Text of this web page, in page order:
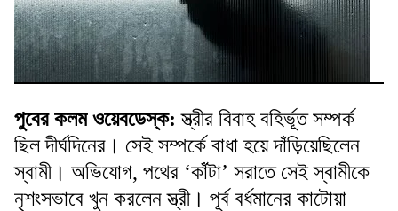
পুবের কলম ওয়েবডেস্ক: স্ত্রীর বিবাহ বহির্ভূত সম্পর্ক
ছিল দীর্ঘদিনের। সেই সম্পর্কে বাধা হয়ে দাঁড়িয়েছিলেন
স্বামী। অভিযোগ, পথের ‘কাঁটা’ সরাতে সেই স্বামীকে
নৃশংসভাবে খুন করলেন স্ত্রী। পূর্ব বর্ধমানের কাটোয়া